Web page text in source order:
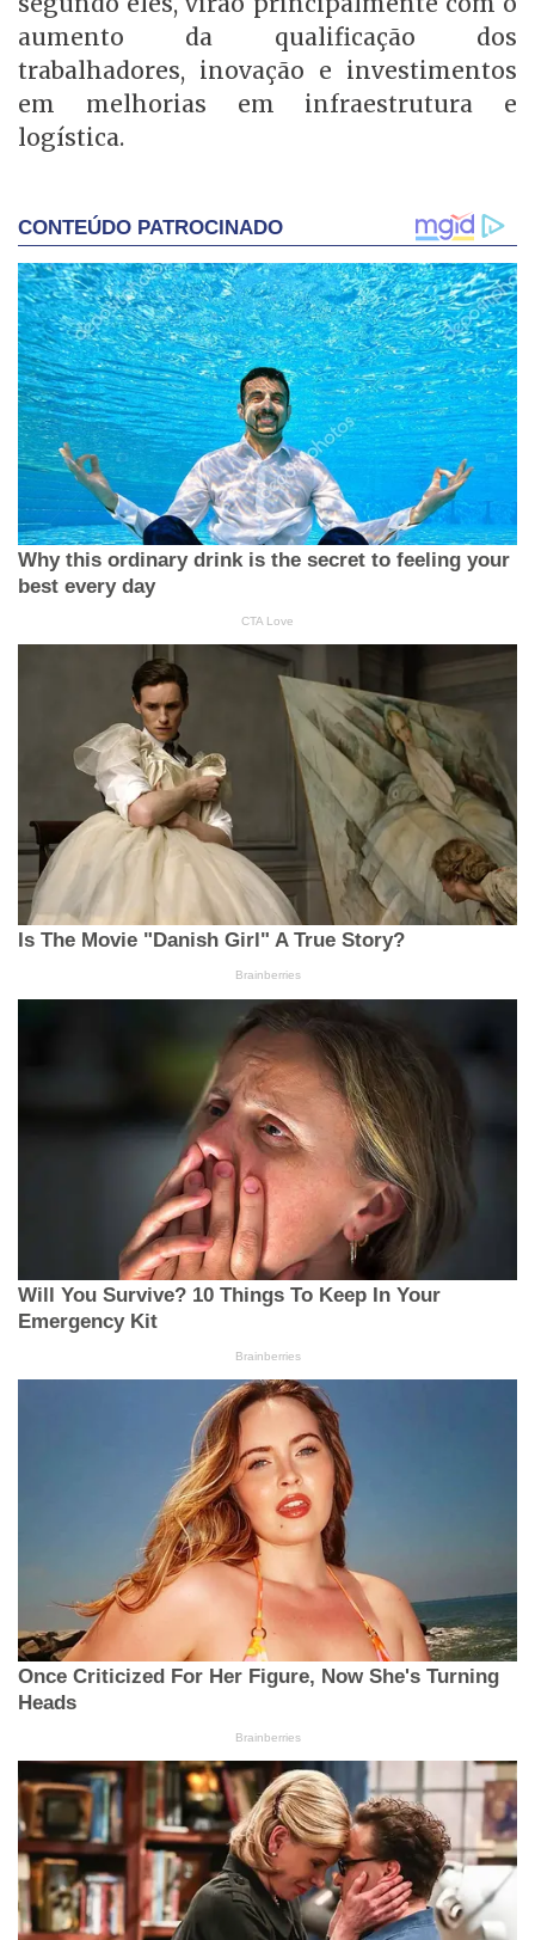
aumento da qualificação dos
trabalhadores, inovação e investimentos
em melhorias em infraestrutura e
logística.